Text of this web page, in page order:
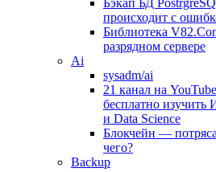
Бэкап БД
происходит с
Библиотека
разрядном сервере
Ai
sysadm/ai
21 канал на
бесплатно
и Data Science
Блокчейн —
чего?
Backup